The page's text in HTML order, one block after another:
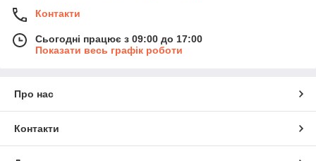
Контакти
Сьогодні працює з 09:00 до 17:00
Показати весь графік роботи
Про нас
Контакти